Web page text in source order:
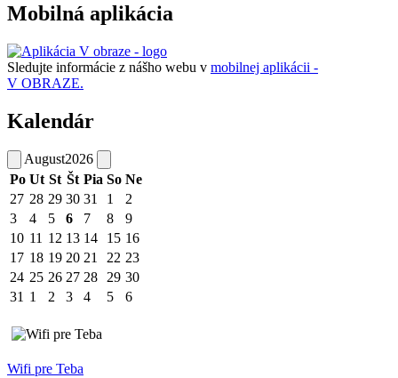
Mobilná aplikácia
Sledujte informácie z nášho webu v mobilnej aplikácii -
V OBRAZE.
Kalendár
August2026
Po Ut St Št Pia So Ne
27 28 29 30 31 1
2
3
4 5 6 7 8
9
10 11 12 13 14 15 16
17 18 19 20 21 22 23
24 25 26 27 28 29 30
31 1 2 3 4 5 6
Wifi pre Teba